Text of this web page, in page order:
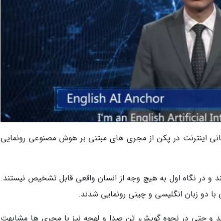
اینترنت در پکن از مجری های مبتنی بر هوش مصنوعی رونمایی
و در نگاه اول به هیچ وجه از انسان واقعی قابل تشخیص نیستند.
دو زبان انگلیسی و چینی رونمایی شدند.
و حتی در نحوه گویش، تن صدا و لهجه نیز با مجری ها مشابهت